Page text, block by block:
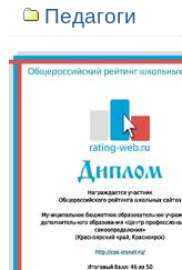
Педагоги